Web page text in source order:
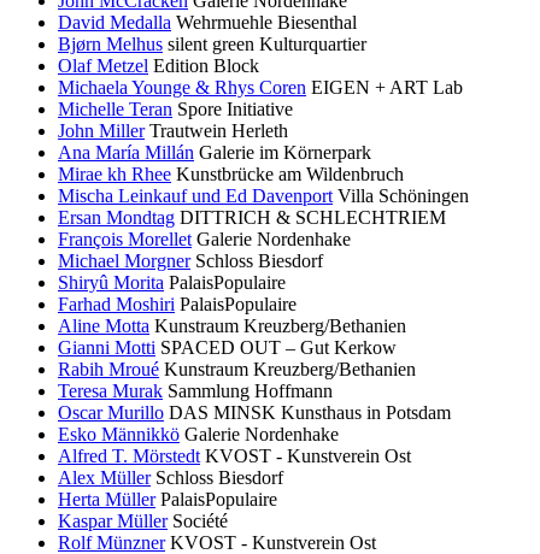
David Medalla Wehrmuehle Biesenthal
Bjørn Melhus silent green Kulturquartier
Olaf Metzel Edition Block
Michaela Younge & Rhys Coren EIGEN + ART Lab
Michelle Teran Spore Initiative
John Miller Trautwein Herleth
Ana María Millán Galerie im Körnerpark
Mirae kh Rhee Kunstbrücke am Wildenbruch
Mischa Leinkauf und Ed Davenport Villa Schöningen
Ersan Mondtag DITTRICH & SCHLECHTRIEM
François Morellet Galerie Nordenhake
Michael Morgner Schloss Biesdorf
Shiryû Morita PalaisPopulaire
Farhad Moshiri PalaisPopulaire
Aline Motta Kunstraum Kreuzberg/Bethanien
Gianni Motti SPACED OUT – Gut Kerkow
Rabih Mroué Kunstraum Kreuzberg/Bethanien
Teresa Murak Sammlung Hoffmann
Oscar Murillo DAS MINSK Kunsthaus in Potsdam
Esko Männikkö Galerie Nordenhake
Alfred T. Mörstedt KVOST - Kunstverein Ost
Alex Müller Schloss Biesdorf
Herta Müller PalaisPopulaire
Kaspar Müller Société
Rolf Münzner KVOST - Kunstverein Ost